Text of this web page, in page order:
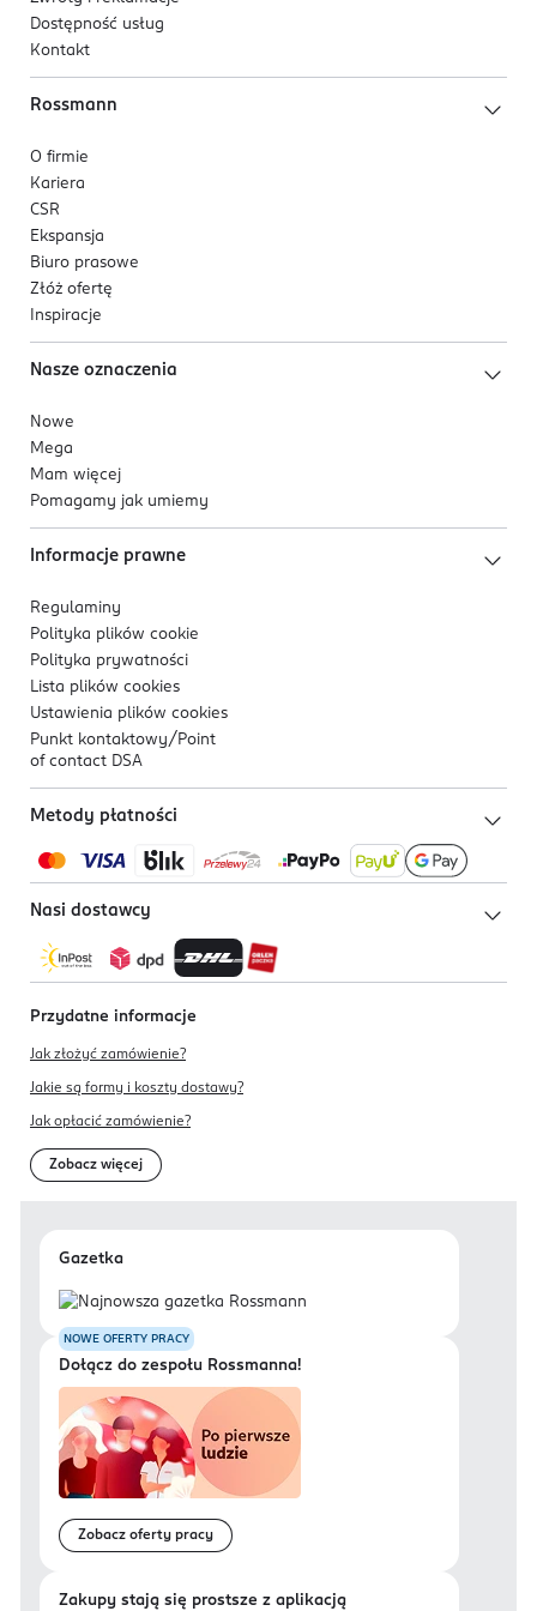
Dostępność usług
Kontakt
Rossmann
O firmie
Kariera
CSR
Ekspansja
Biuro prasowe
Złóż ofertę
Inspiracje
Nasze oznaczenia
Nowe
Mega
Mam więcej
Pomagamy jak umiemy
Informacje prawne
Regulaminy
Polityka plików cookie
Polityka prywatności
Lista plików cookies
Ustawienia plików cookies
Punkt kontaktowy/ Point
of contact DSA
Metody płatności
Nasi dostawcy
Przydatne informacje
Jak złożyć zamówienie?
Jakie są formy i koszty dostawy?
Jak opłacić zamówienie?
Zobacz więcej
Gazetka
NOWE OFERTY PRACY
Dołącz do zespołu Rossmanna!
Zobacz oferty pracy
Zakupy stają się prostsze z aplikacją